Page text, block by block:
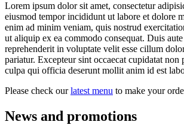
Lorem ipsum dolor sit amet, consectetur
eiusmod tempor incididunt ut labore et dolore
enim ad minim veniam, quis nostrud
ut aliquip ex ea commodo consequat. Duis
reprehenderit in voluptate velit esse cillum
pariatur. Excepteur sint occaecat cupidatat non
culpa qui officia deserunt mollit anim id est
Please check ourlatest menu to make your
News and promotions